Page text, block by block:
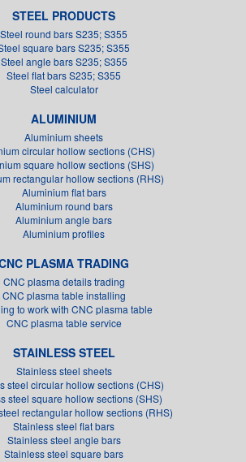
STEEL PRODUCTS
Steel round bars S235; S355
square bars S235; S355
Steel angle bars S235; S355
Steel flat bars S235; S355
Steel calculator
ALUMINIUM
Aluminium sheets
circular hollow sections (CHS)
square hollow sections (SHS)
rectangular hollow sections (RHS)
Aluminium flat bars
Aluminium round bars
Aluminium angle bars
Aluminium profiles
PLASMA TRADING
CNC plasma details trading
CNC plasma table installing
to work with CNC plasma table
CNC plasma table service
STAINLESS STEEL
Stainless steel sheets
steel circular hollow sections (CHS)
steel square hollow sections (SHS)
rectangular hollow sections (RHS)
Stainless steel flat bars
Stainless steel angle bars
Stainless steel square bars